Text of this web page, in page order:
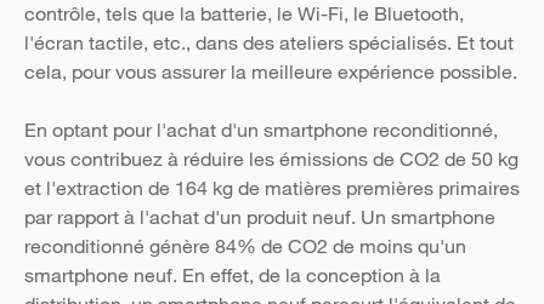
contrôle, tels que la batterie, le Wi-Fi, le Bluetooth,
l'écran tactile, etc., dans des ateliers spécialisés. Et tout
cela, pour vous assurer la meilleure expérience possible.
En optant pour l'achat d'un smartphone reconditionné,
vous contribuez à réduire les émissions de CO2 de 50 kg
et l'extraction de 164 kg de matières premières primaires
par rapport à l'achat d'un produit neuf. Un smartphone
reconditionné génère 84% de CO2 de moins qu'un
smartphone neuf. En effet, de la conception à la